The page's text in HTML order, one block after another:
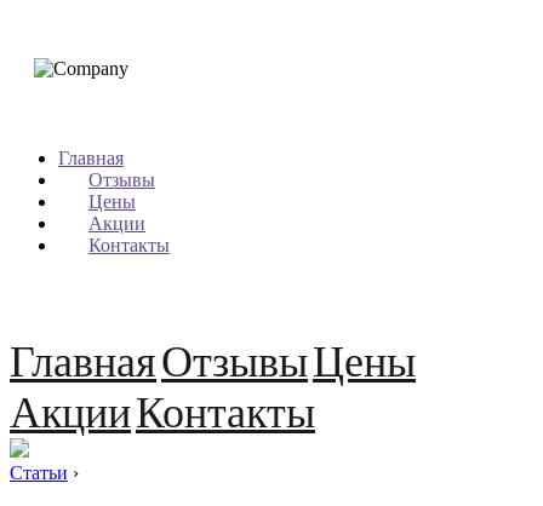
Главная
Отзывы
Цены
Акции
Контакты
ГлавнаяОтзывыЦены
АкцииКонтакты
Статьи ›